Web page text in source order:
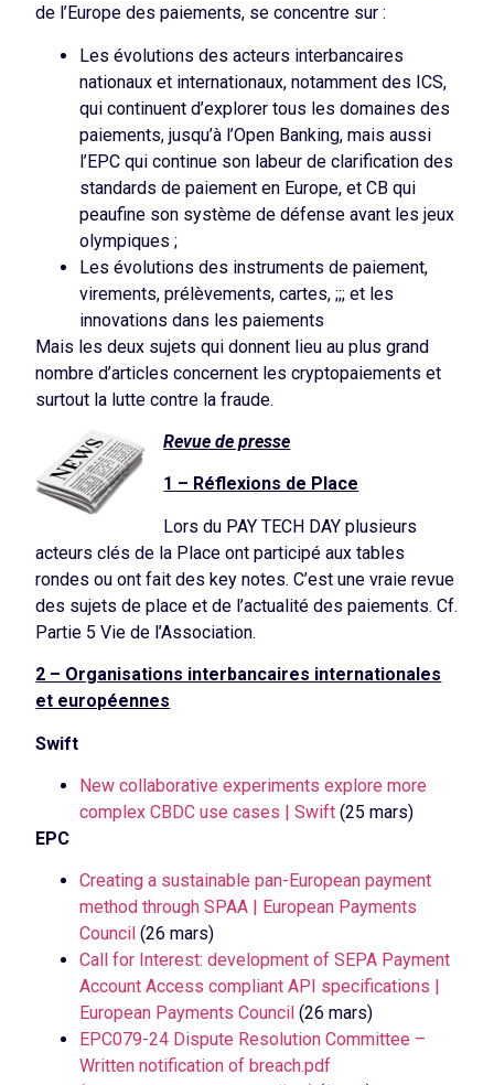
de l’Europe des paiements, se concentre sur :
Les évolutions des acteurs interbancaires
nationaux et internationaux, notamment des ICS,
qui continuent d’explorer tous les domaines des
paiements, jusqu’à l’Open Banking, mais aussi
l’EPC qui continue son labeur de clarification des
standards de paiement en Europe, et CB qui
peaufine son système de défense avant les jeux
olympiques ;
Les évolutions des instruments de paiement,
virements, prélèvements, cartes, ;;; et les
innovations dans les paiements
Mais les deux sujets qui donnent lieu au plus grand
nombre d’articles concernent les cryptopaiements et
surtout la lutte contre la fraude.
Revue de presse
1 – Réflexions de Place
Lors du PAY TECH DAY plusieurs
acteurs clés de la Place ont participé aux tables
rondes ou ont fait des key notes. C’est une vraie revue
des sujets de place et de l’actualité des paiements. Cf.
Partie 5 Vie de l’Association.
2 – Organisations interbancaires internationales
et européennes
Swift
New collaborative experiments explore more
complex CBDC use cases | Swift (25 mars)
EPC
Creating a sustainable pan-European payment
method through SPAA | European Payments
Council (26 mars)
Call for Interest: development of SEPA Payment
Account Access compliant API specifications |
European Payments Council (26 mars)
EPC079-24 Dispute Resolution Committee –
Written notification of breach.pdf